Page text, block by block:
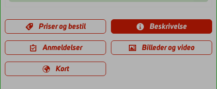
Priser og bestil Beskrivelse
Anmeldelser Billeder og video
Kort